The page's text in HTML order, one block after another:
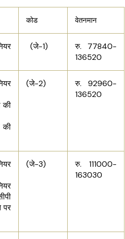
कोड वेतनमान
(जे-1)
रु. 77840-
136520
की
की
(जे-2)
रु. 92960-
136520
पर
(जे-3)
रु. 111000-
163030